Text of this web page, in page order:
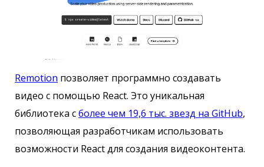
Remotion позволяет программно создавать
видео с помощью React. Это уникальная
библиотека сболее чем 19,6 тыс. звезд на GitHub,
позволяющая разработчикам использовать
возможности React для создания видеоконтента.